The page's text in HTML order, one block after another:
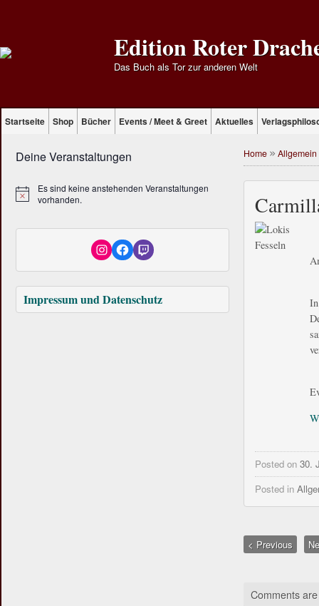
Edition Roter
Das Buch als Tor zur anderen Welt
Startseite Shop Bücher Events / Meet & Greet Aktuelles
Deine Veranstaltungen
Es sind keine anstehenden Veranstaltungen
vorhanden.
Impressum und Datenschutz
Home » Allgemein
Posted on 30.
Posted in
< Previous
Comments